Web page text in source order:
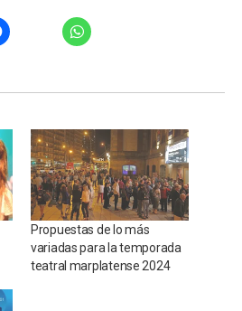
Propuestas de lo más
variadas para la temporada
teatral marplatense 2024